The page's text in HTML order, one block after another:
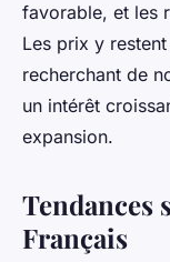
favorable, et les
Les prix y
recherchant de
un intérêt
expansion.
Français